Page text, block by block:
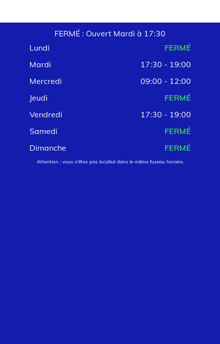
FERMÉ : Ouvert Mardi à 17:30
Lundi
FERMÉ
Mardi
17:30 - 19:00
Mercredi
09:00 - 12:00
Jeudi
FERMÉ
Vendredi
17:30 - 19:00
Samedi
FERMÉ
Dimanche
FERMÉ
Attention : vous n'êtes pas localisé dans le même fuseau horaire.